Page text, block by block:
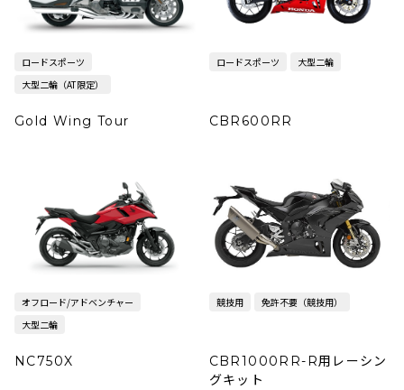
ロードスポーツ
大型二輪（AT限定）
Gold Wing Tour
ロードスポーツ 大型二輪
CBR600RR
オフロード/アドベンチャー
大型二輪
NC750X
競技用 免許不要（競技用）
CBR1000RR-R用レーシン
グキット